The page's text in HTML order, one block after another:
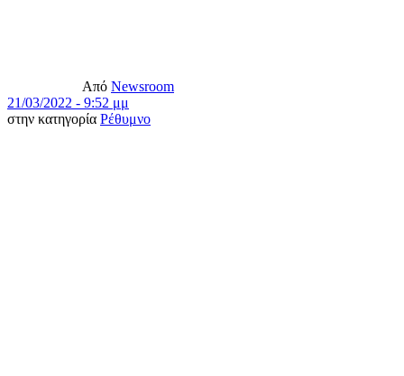
Από Newsroom
21/03/2022 - 9:52 μμ
στην κατηγορία Ρέθυμνο